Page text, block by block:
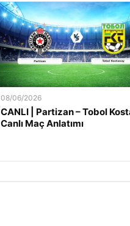
08/06/2026
CANLI | Partizan – Tobol
Canlı Maç Anlatımı